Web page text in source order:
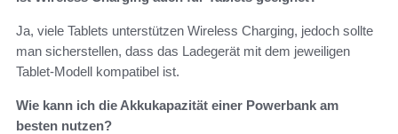
Ja, viele Tablets unterstützen Wireless Charging, jedoch sollte
man sicherstellen, dass das Ladegerät mit dem jeweiligen
Tablet-Modell kompatibel ist.
Wie kann ich die Akkukapazität einer Powerbank am
besten nutzen?